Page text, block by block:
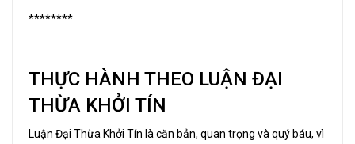
********
THỰC HÀNH THEO LUẬN ĐẠI
THỪA KHỞI TÍN
Luận Đại Thừa Khởi Tín là căn bản, quan trọng và quý báu, vì